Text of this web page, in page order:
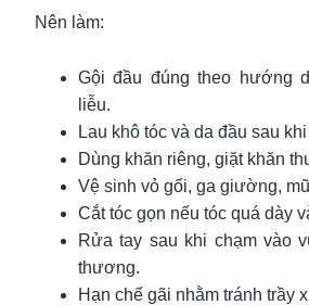
Nên làm:
Gội đầu đúng theo hướng
liễu.
Lau khô tóc và da đầu sau
Dùng khăn riêng, giặt khăn
Vệ sinh vỏ gối, ga giường,
Cắt tóc gọn nếu tóc quá dày
Rửa tay sau khi chạm vào
thương.
Hạn chế gãi nhằm tránh trầy